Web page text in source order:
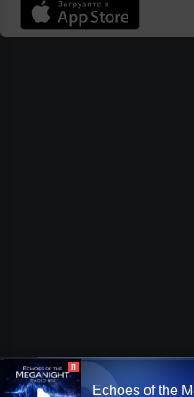
П
Echoes of the